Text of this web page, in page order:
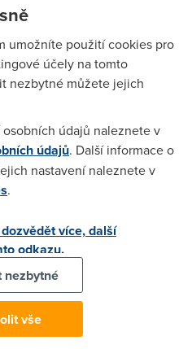
ale protože ta diskuze
tak to vytahuji a potřeboval
bych ho totiž
dobrat prodejny, kde by
ale bohužel ;-(((
nenabízí takže nevím kde
nic
umožníte použití cookies pro
účely na tomto
nezbytné můžete jejich
údajů naleznete v
údajů. Další informace o
nastavení naleznete v
.
více, další
odkazu.
nezbytné
vše